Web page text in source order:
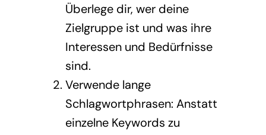
Überlege dir, wer deine
Zielgruppe ist und was ihre
Interessen und Bedürfnisse
sind.
Verwende lange
Schlagwortphrasen: Anstatt
einzelne Keywords zu